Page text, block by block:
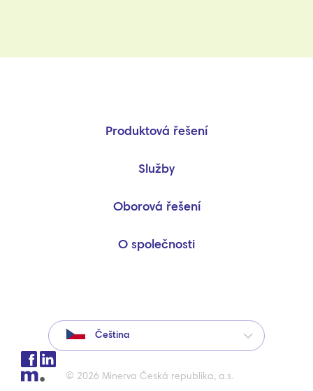
Produktová řešení
Služby
Oborová řešení
O společnosti
Čeština
© 2026 Minerva Česká republika, a.s.